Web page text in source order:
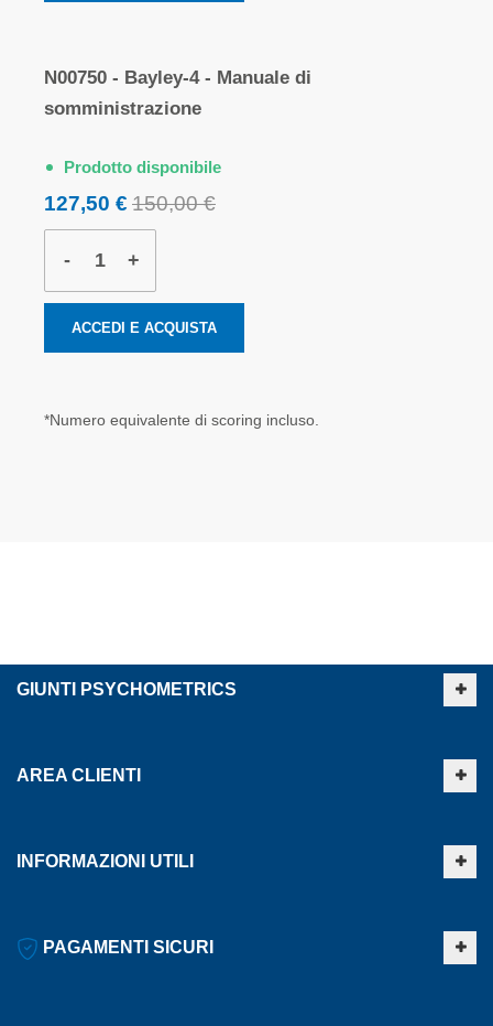
N00750 - Bayley-4 - Manuale di
somministrazione
Prodotto disponibile
127,50 € 150,00 €
- +
ACCEDI E ACQUISTA
*Numero equivalente di scoring incluso.
GIUNTI PSYCHOMETRICS
AREA CLIENTI
INFORMAZIONI UTILI
PAGAMENTI SICURI